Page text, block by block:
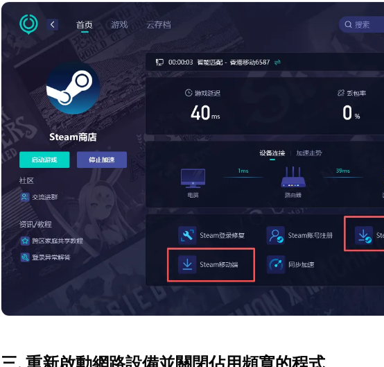
三. 重新啟動網路設備並關閉佔用頻寬的程式